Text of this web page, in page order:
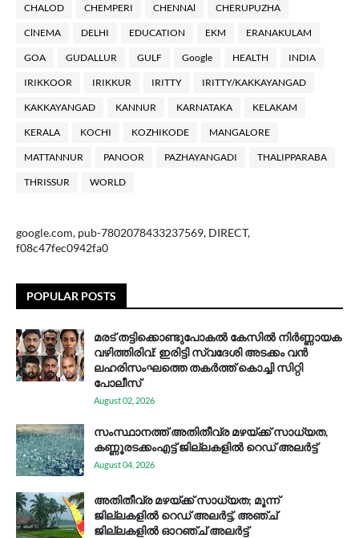
CHALOD CHEMPERI CHENNAl CHERUPUZHA
ClNEMA DELHI EDUCATION EKM ERANAKULAM
GOA GUDALLUR GULF Google HEALTH INDIA
IRIKKOOR IRIKKUR IRITTY IRITTY/KAKKAYANGAD
KAKKAYANGAD KANNUR KARNATAKA KELAKAM
KERALA KOCHI KOZHIKODE MANGALORE
MATTANNUR PANOOR PAZHAYANGADI THALIPPARABA
THRISSUR WORLD
google.com, pub-7802078433237569, DIRECT,
f08c47fec0942fa0
POPULAR POSTS
മരട് തട്ടിക്കൊണ്ടുപോകൽ കേസിൽ നിർണ്ണായക
വഴിത്തിരിവ്: ഇരിട്ടി സ്വദേശി അടക്കം വൻ
ലഹരിസംഘത്തെ തകർത്ത് കൊച്ചി സിറ്റി
പോലീസ്
August 02, 2026
സം​സ്ഥാ​ന​ത്ത് അ​തി​തീ​വ്ര മ​ഴ​യ്ക്ക് സാ​ധ്യ​ത,
കണ്ണൂരടക്കംഎ​ട്ട് ജി​ല്ല​ക​ളി​ൽ റെ​ഡ് അ​ലർ​ട്ട്
August 04, 2026
അതിതീവ്ര മഴയ്ക്ക് സാധ്യത; മൂന്ന്
ജില്ലകളിൽ റെഡ് അലർട്ട്, അഞ്ച്
ജില്ലകളിൽ ഓറഞ്ച് അലർട്ട്